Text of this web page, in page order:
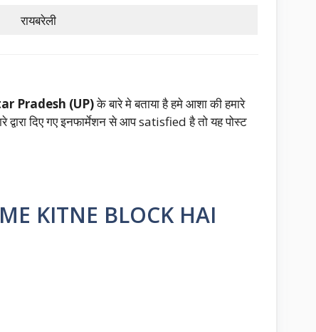
रायबरेली
Pradesh (UP)के बारे मे बताया है हमे आशा की हमारे
द्वारा दिए गए इनफार्मेशन से आप satisfied है तो यह पोस्ट
KITNE BLOCK HAI